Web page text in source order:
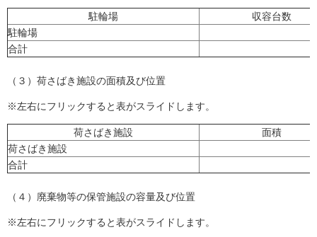
駐輪場
収容台数
駐輪場
合計
（３）荷さばき施設の面積及び位置
※左右にフリックすると表がスライドします。
荷さばき施設
面積
荷さばき施設
合計
（４）廃棄物等の保管施設の容量及び位置
※左右にフリックすると表がスライドします。